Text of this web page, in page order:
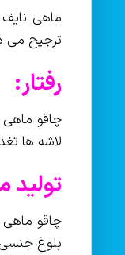
ماهی
ترجیح می
رفتار:
چاقو
لاشه ها
تولید
چاقو
بلوغ جنسی این